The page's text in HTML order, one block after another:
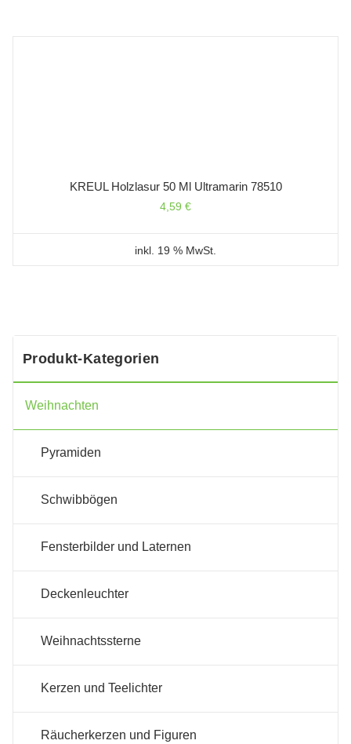
KREUL Holzlasur 50 Ml Ultramarin 78510
4,59 €
inkl. 19 % MwSt.
Produkt-Kategorien
Weihnachten
Pyramiden
Schwibbögen
Fensterbilder und Laternen
Deckenleuchter
Weihnachtssterne
Kerzen und Teelichter
Räucherkerzen und Figuren